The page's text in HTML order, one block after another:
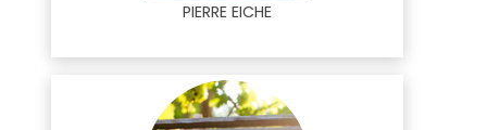
PIERRE EICHE